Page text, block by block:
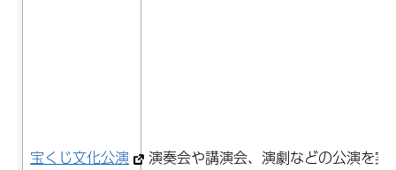
宝くじ文化公演 演奏会や講演会、演劇などの公演を実